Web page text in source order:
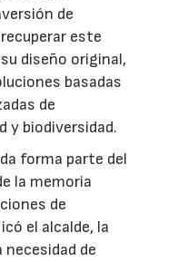
de
este
diseño original,
basadas
de
y biodiversidad.
forma parte del
la memoria
de
el alcalde, la
de